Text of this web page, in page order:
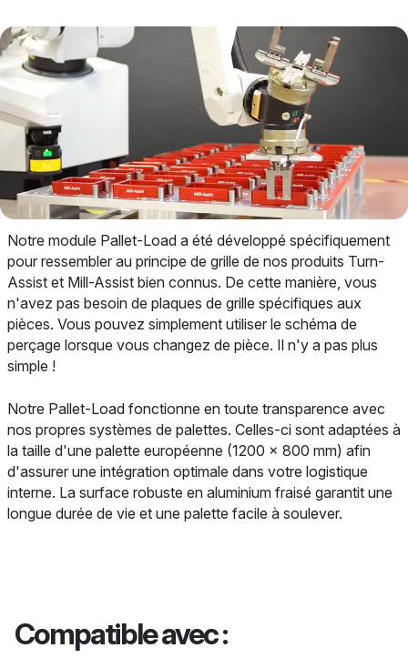
Notre module Pallet-Load a été développé spécifiquement
pour ressembler au principe de grille de nos produits Turn-
Assist et Mill-Assist bien connus. De cette manière, vous
n'avez pas besoin de plaques de grille spécifiques aux
pièces. Vous pouvez simplement utiliser le schéma de
perçage lorsque vous changez de pièce. Il n'y a pas plus
simple !
Notre Pallet-Load fonctionne en toute transparence avec
nos propres systèmes de palettes. Celles-ci sont adaptées à
la taille d'une palette européenne (1200 x 800 mm) afin
d'assurer une intégration optimale dans votre logistique
interne. La surface robuste en aluminium fraisé garantit une
longue durée de vie et une palette facile à soulever.
Compatible avec :